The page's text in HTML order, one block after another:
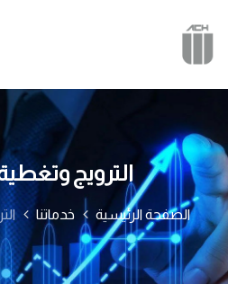
الترويج
الصفحة الرئيسية خدماتنا